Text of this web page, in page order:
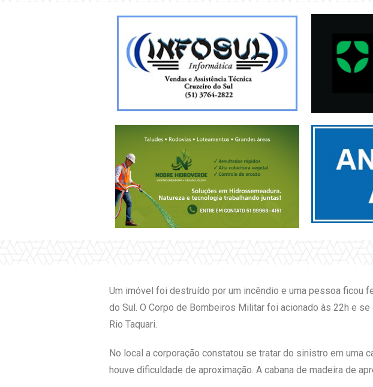
Um imóvel foi destruído por um incêndio e uma pessoa ficou
do Sul. O Corpo de Bombeiros Militar foi acionado às 22h e
Rio Taquari.
No local a corporação constatou se tratar do sinistro em uma
houve dificuldade de aproximação. A cabana de madeira de